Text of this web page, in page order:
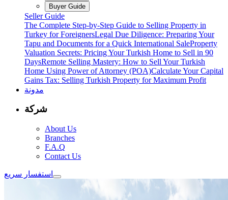
Buyer Guide
Seller Guide
The Complete Step-by-Step Guide to Selling Property in
Turkey for ForeignersLegal Due Diligence: Preparing Your
Tapu and Documents for a Quick International SaleProperty
Valuation Secrets: Pricing Your Turkish Home to Sell in 90
DaysRemote Selling Mastery: How to Sell Your Turkish
Home Using Power of Attorney (POA)Calculate Your Capital
Gains Tax: Selling Turkish Property for Maximum Profit
مدونة
شركة
About Us
Branches
F.A.Q
Contact Us
استفسار سريع